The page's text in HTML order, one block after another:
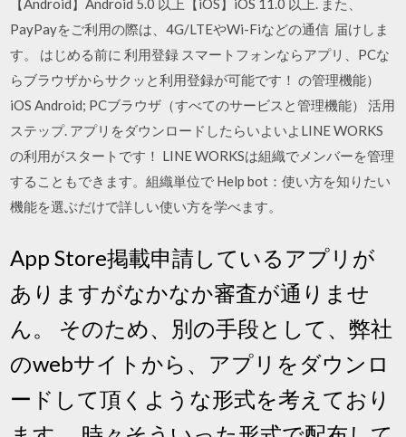
【Android】Android 5.0 以上【iOS】iOS 11.0 以上. また、
PayPayをご利用の際は、4G/LTEやWi-Fiなどの通信 届けしま
す。 はじめる前に 利用登録 スマートフォンならアプリ、PCな
らブラウザからサクッと利用登録が可能です！ の管理機能）
iOS Android; PCブラウザ（すべてのサービスと管理機能） 活用
ステップ. アプリをダウンロードしたらいよいよLINE WORKS
の利用がスタートです！ LINE WORKSは組織でメンバーを管理
することもできます。組織単位で Help bot：使い方を知りたい
機能を選ぶだけで詳しい使い方を学べます。
App Store掲載申請しているアプリが
ありますがなかなか審査が通りませ
ん。 そのため、別の手段として、弊社
のwebサイトから、アプリをダウンロ
ードして頂くような形式を考えており